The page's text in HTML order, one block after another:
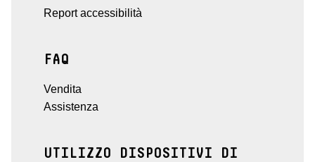
Report accessibilità
FAQ
Vendita
Assistenza
UTILIZZO DISPOSITIVI DI